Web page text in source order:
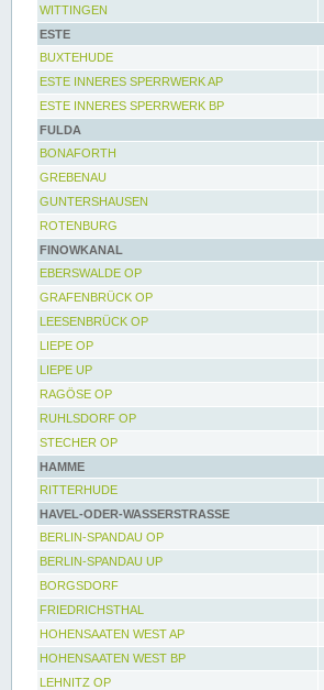
WITTINGEN
ESTE
BUXTEHUDE
ESTE INNERES SPERRWERK AP
ESTE INNERES SPERRWERK BP
FULDA
BONAFORTH
GREBENAU
GUNTERSHAUSEN
ROTENBURG
FINOWKANAL
EBERSWALDE OP
GRAFENBRÜCK OP
LEESENBRÜCK OP
LIEPE OP
LIEPE UP
RAGÖSE OP
RUHLSDORF OP
STECHER OP
HAMME
RITTERHUDE
HAVEL-ODER-WASSERSTRASSE
BERLIN-SPANDAU OP
BERLIN-SPANDAU UP
BORGSDORF
FRIEDRICHSTHAL
HOHENSAATEN WEST AP
HOHENSAATEN WEST BP
LEHNITZ OP